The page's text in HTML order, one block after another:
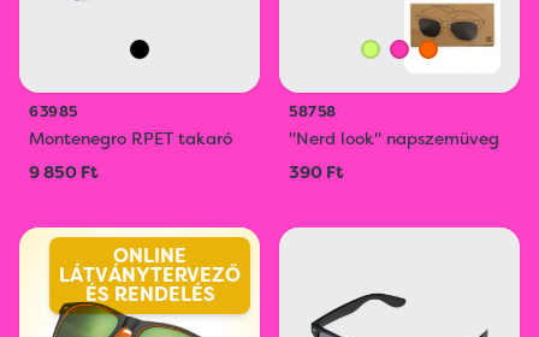
63985
Montenegro RPET takaró
9 850 Ft
58758
"Nerd look" napszemüveg
390 Ft
ONLINE
LÁTVÁNYTERVEZŐ
ÉS RENDELÉS